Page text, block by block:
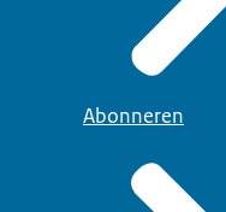
Abonneren